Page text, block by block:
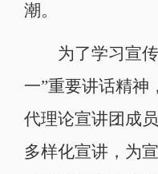
潮。
为了学习宣传
一”重要讲话精神
代理论宣讲团成
多样化宣讲，为